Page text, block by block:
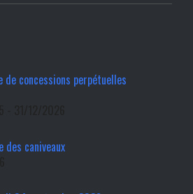
de concessions perpétuelles
des caniveaux